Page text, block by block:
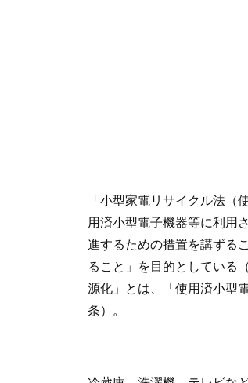
「小型家電リサイクル法（
用済小型電子機器等に利用
進するための措置を講ずる
ること」を目的としている
源化」とは、「使用済小型
条）。